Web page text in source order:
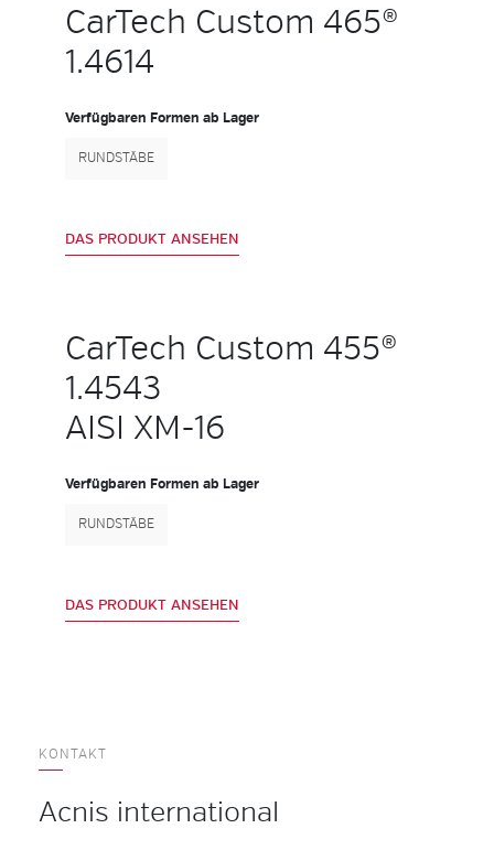
CarTech Custom 465®
1.4614
Verfügbaren Formen ab Lager
RUNDSTÄBE
DAS PRODUKT ANSEHEN
CarTech Custom 455®
1.4543
AISI XM-16
Verfügbaren Formen ab Lager
RUNDSTÄBE
DAS PRODUKT ANSEHEN
KONTAKT
Acnis international